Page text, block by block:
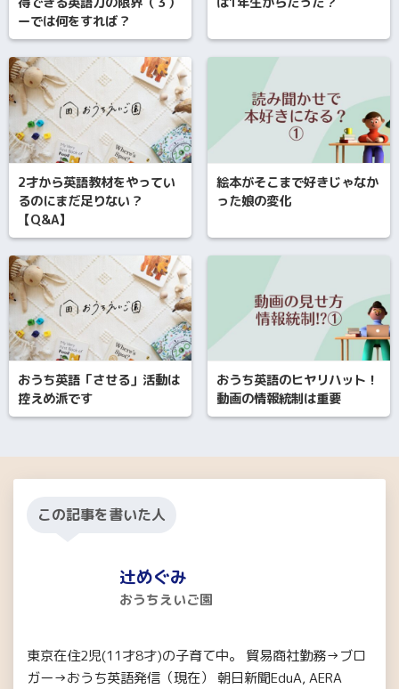
ーでは何をすれば？
2才から英語教材をやってい
るのにまだ足りない？
【Q&A】
絵本がそこまで好きじゃなか
った娘の変化
おうち英語「させる」活動は
控えめ派です
おうち英語のヒヤリハット！
動画の情報統制は重要
この記事を書いた人
辻めぐみ
おうちえいご園
東京在住2児(11才8才)の子育て中。 貿易商社勤務→ブロ
ガー→おうち英語発信（現在） 朝日新聞EduA, AERA